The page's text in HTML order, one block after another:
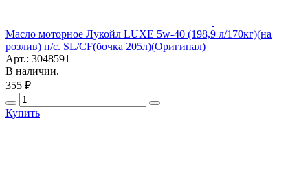
Масло моторное Лукойл LUXE 5w-40 (198,9 л/170кг)(на
розлив) п/с. SL/CF(бочка 205л)(Оригинал)
Арт.: 3048591
В наличии.
355 ₽
Купить